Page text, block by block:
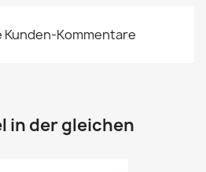
Kunden-Kommentare
in der gleichen